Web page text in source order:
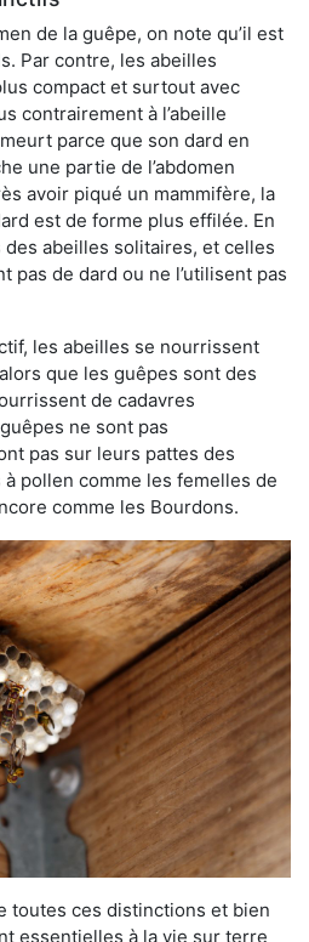
de la guêpe, on note qu’il est
Par contre, les abeilles
compact et surtout avec
contrairement à l’abeille
parce que son dard en
une partie de l’abdomen
avoir piqué un mammifère, la
est de forme plus effilée. En
abeilles solitaires, et celles
pas de dard ou ne l’utilisent pas
les abeilles se nourrissent
que les guêpes sont des
de cadavres
ne sont pas
pas sur leurs pattes des
pollen comme les femelles de
comme les Bourdons.
toutes ces distinctions et bien
essentielles à la vie sur terre